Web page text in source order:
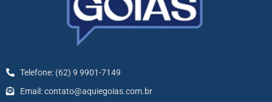
Telefone: (62) 9 9901-7149
Email: contato@aquiegoias.com.br